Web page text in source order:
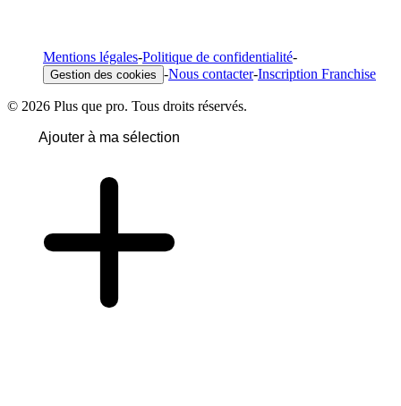
Mentions légales-Politique de confidentialité-
Gestion des cookies -Nous contacter-Inscription Franchise
© 2026 Plus que pro. Tous droits réservés.
Ajouter à ma sélection